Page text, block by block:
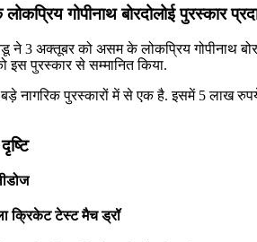
गोपीनाथ बोरदोलोई पुरस्कार
ने 3 अक्तूबर को असम के लोकप्रिय गोपीनाथ
पुरस्कार से सम्मानित किया.
पुरस्कारों में से एक है. इसमें 5 लाख रुपये
क्रिकेट टेस्‍ट मैच ड्रॉ